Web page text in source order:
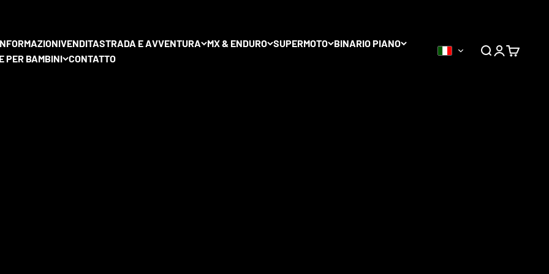
VENDITASTRADA E AVVENTURA MX & ENDURO SUPERMOTO BINARIO PIANO
PER BAMBINI CONTATTO
Di
AccediCarrello
0
a raggi. Qui troverai set completi